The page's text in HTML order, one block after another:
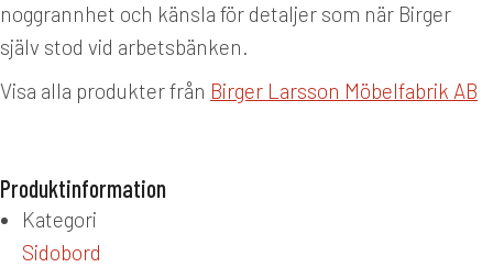
noggrannhet och känsla för detaljer som när Birger
själv stod vid arbetsbänken.
Visa alla produkter från Birger Larsson Möbelfabrik AB
Produktinformation
Kategori
Sidobord